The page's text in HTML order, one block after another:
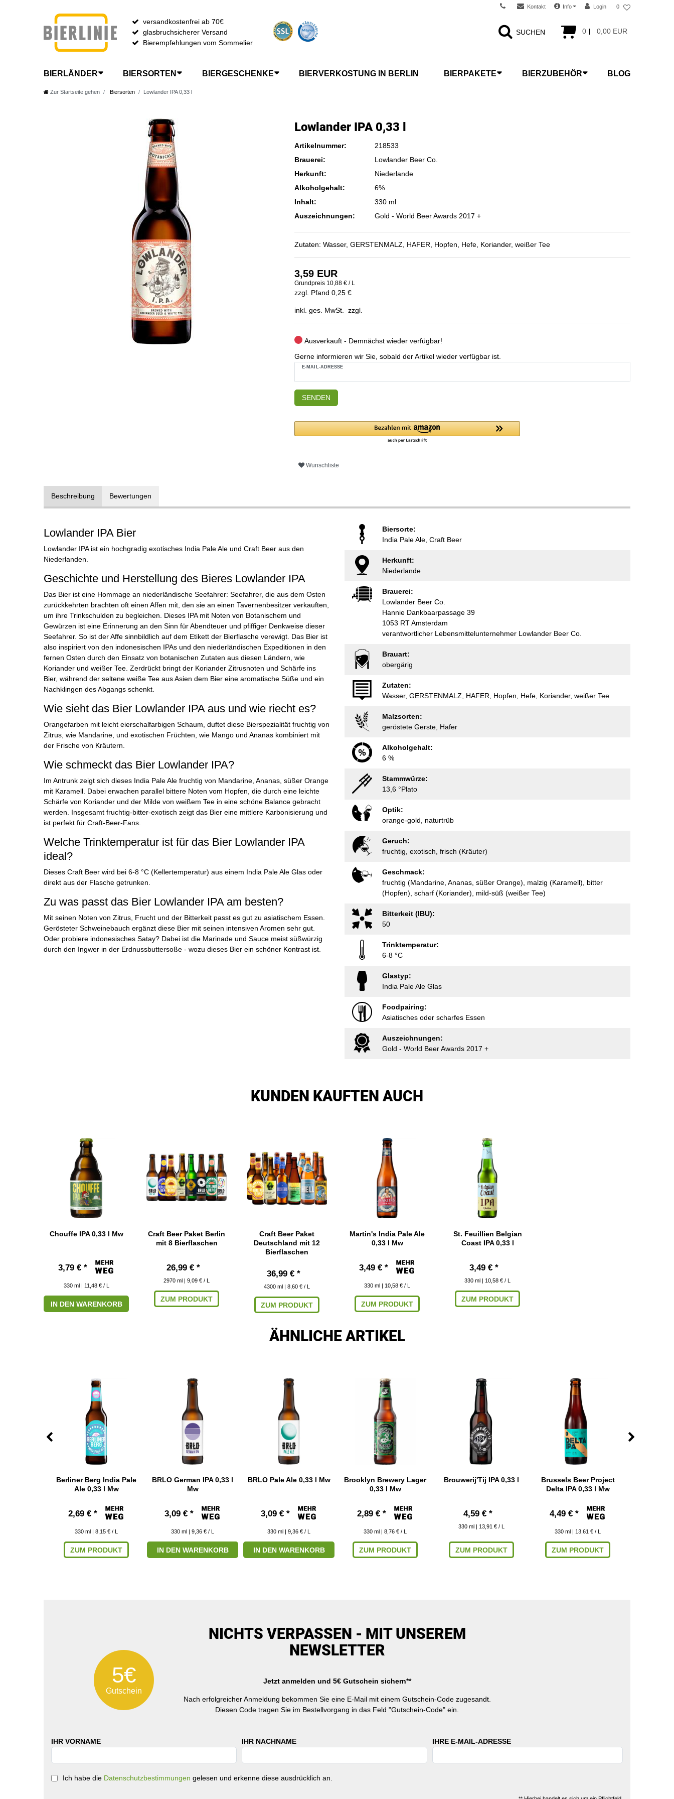
Kontakt Info Login 0
0 0,00 EUR
versandkostenfrei ab 70€
glasbruchsicherer Versand
Bierempfehlungen vom Sommelier
SUCHEN
BIERLÄNDER BIERSORTEN BIERGESCHENKE BIERVERKOSTUNG IN BERLIN BIERPAKETE BIERZUBEHÖR BLOG
Zur Startseite gehen Biersorten Lowlander IPA 0,33 l
Lowlander IPA 0,33 l
Artikelnummer:
218533
Brauerei:
Lowlander Beer Co.
Herkunft:
Niederlande
Alkoholgehalt:
6%
Inhalt:
330 ml
Auszeichnungen:
Gold - World Beer Awards 2017 +
Zutaten: Wasser, GERSTENMALZ, HAFER, Hopfen, Hefe, Koriander, weißer Tee
3,59 EUR
Grundpreis 10,88 € / L
zzgl. Pfand 0,25 €
inkl. ges. MwSt. zzgl.
Ausverkauft - Demnächst wieder verfügbar!
Gerne informieren wir Sie, sobald der Artikel wieder verfügbar ist.
E-MAIL-ADRESSE
SENDEN
Wunschliste
Beschreibung Bewertungen
Lowlander IPA Bier
Lowlander IPA ist ein hochgradig exotisches India Pale Ale und Craft Beer aus den
Niederlanden.
Geschichte und Herstellung des Bieres Lowlander IPA
Das Bier ist eine Hommage an niederländische Seefahrer: Seefahrer, die aus dem Osten
zurückkehrten brachten oft einen Affen mit, den sie an einen Tavernenbesitzer verkauften,
um ihre Trinkschulden zu begleichen. Dieses IPA mit Noten von Botanischem und
Gewürzen ist eine Erinnerung an den Sinn für Abendteuer und pfiffiger Denkweise dieser
Seefahrer. So ist der Affe sinnbildlich auf dem Etikett der Bierflasche verewigt. Das Bier ist
also inspiriert von den indonesischen IPAs und den niederländischen Expeditionen in den
fernen Osten durch den Einsatz von botanischen Zutaten aus diesen Ländern, wie
Koriander und weißer Tee. Zerdrückt bringt der Koriander Zitrusnoten und Schärfe ins
Bier, während der seltene weiße Tee aus Asien dem Bier eine aromatische Süße und ein
Nachklingen des Abgangs schenkt.
Wie sieht das Bier Lowlander IPA aus und wie riecht es?
Orangefarben mit leicht eierschalfarbigen Schaum, duftet diese Bierspezialität fruchtig von
Zitrus, wie Mandarine, und exotischen Früchten, wie Mango und Ananas kombiniert mit
der Frische von Kräutern.
Wie schmeckt das Bier Lowlander IPA?
Im Antrunk zeigt sich dieses India Pale Ale fruchtig von Mandarine, Ananas, süßer Orange
mit Karamell. Dabei erwachen parallel bittere Noten vom Hopfen, die durch eine leichte
Schärfe von Koriander und der Milde von weißem Tee in eine schöne Balance gebracht
werden. Insgesamt fruchtig-bitter-exotisch zeigt das Bier eine mittlere Karbonisierung und
ist perfekt für Craft-Beer-Fans.
Welche Trinktemperatur ist für das Bier Lowlander IPA
ideal?
Dieses Craft Beer wird bei 6-8 °C (Kellertemperatur) aus einem India Pale Ale Glas oder
direkt aus der Flasche getrunken.
Zu was passt das Bier Lowlander IPA am besten?
Mit seinen Noten von Zitrus, Frucht und der Bitterkeit passt es gut zu asiatischem Essen.
Gerösteter Schweinebauch ergänzt diese Bier mit seinen intensiven Aromen sehr gut.
Oder probiere indonesisches Satay? Dabei ist die Marinade und Sauce meist süßwürzig
durch den Ingwer in der Erdnussbuttersoße - wozu dieses Bier ein schöner Kontrast ist.
Biersorte:
India Pale Ale, Craft Beer
Herkunft:
Niederlande
Brauerei:
Lowlander Beer Co.
Hannie Dankbaarpassage 39
1053 RT Amsterdam
verantwortlicher Lebensmittelunternehmer Lowlander Beer Co.
Brauart:
obergärig
Zutaten:
Wasser, GERSTENMALZ, HAFER, Hopfen, Hefe, Koriander, weißer Tee
Malzsorten:
geröstete Gerste, Hafer
Alkoholgehalt:
6 %
Stammwürze:
13,6 °Plato
Optik:
orange-gold, naturtrüb
Geruch:
fruchtig, exotisch, frisch (Kräuter)
Geschmack:
fruchtig (Mandarine, Ananas, süßer Orange), malzig (Karamell), bitter
(Hopfen), scharf (Koriander), mild-süß (weißer Tee)
Bitterkeit (IBU):
50
Trinktemperatur:
6-8 °C
Glastyp:
India Pale Ale Glas
Foodpairing:
Asiatisches oder scharfes Essen
Auszeichnungen:
Gold - World Beer Awards 2017 +
KUNDEN KAUFTEN AUCH
Chouffe IPA 0,33 l Mw
3,79 € *
330 ml | 11,48 € / L
IN DEN WARENKORB
Craft Beer Paket Berlin
mit 8 Bierflaschen
26,99 € *
2970 ml | 9,09 € / L
ZUM PRODUKT
Craft Beer Paket
Deutschland mit 12
Bierflaschen
36,99 € *
4300 ml | 8,60 € / L
ZUM PRODUKT
Martin's India Pale Ale
0,33 l Mw
3,49 € *
330 ml | 10,58 € / L
ZUM PRODUKT
St. Feuillien Belgian
Coast IPA 0,33 l
3,49 € *
330 ml | 10,58 € / L
ZUM PRODUKT
ÄHNLICHE ARTIKEL
Berliner Berg India Pale
Ale 0,33 l Mw
2,69 € *
330 ml | 8,15 € / L
ZUM PRODUKT
BRLO German IPA 0,33 l
Mw
3,09 € *
330 ml | 9,36 € / L
IN DEN WARENKORB
BRLO Pale Ale 0,33 l Mw
3,09 € *
330 ml | 9,36 € / L
IN DEN WARENKORB
Brooklyn Brewery Lager
0,33 l Mw
2,89 € *
330 ml | 8,76 € / L
ZUM PRODUKT
Brouwerij'Tij IPA 0,33 l
4,59 € *
330 ml | 13,91 € / L
ZUM PRODUKT
Brussels Beer Project
Delta IPA 0,33 l Mw
4,49 € *
330 ml | 13,61 € / L
ZUM PRODUKT
5€
Gutschein
NICHTS VERPASSEN - MIT UNSEREM
NEWSLETTER
Jetzt anmelden und 5€ Gutschein sichern**
Nach erfolgreicher Anmeldung bekommen Sie eine E-Mail mit einem Gutschein-Code zugesandt.
Diesen Code tragen Sie im Bestellvorgang in das Feld "Gutschein-Code" ein.
IHR VORNAME IHR NACHNAME IHRE E-MAIL-ADRESSE
Ich habe die Datenschutzbestimmungen gelesen und erkenne diese ausdrücklich an.